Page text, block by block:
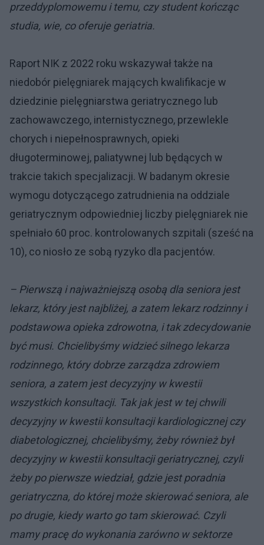
przeddyplomowemu i temu, czy student kończąc
studia, wie, co oferuje geriatria.
Raport NIK z 2022 roku wskazywał także na
niedobór pielęgniarek mających kwalifikacje w
dziedzinie pielęgniarstwa geriatrycznego lub
zachowawczego, internistycznego, przewlekle
chorych i niepełnosprawnych, opieki
długoterminowej, paliatywnej lub będących w
trakcie takich specjalizacji. W badanym okresie
wymogu dotyczącego zatrudnienia na oddziale
geriatrycznym odpowiedniej liczby pielęgniarek nie
spełniało 60 proc. kontrolowanych szpitali (sześć na
10), co niosło ze sobą ryzyko dla pacjentów.
– Pierwszą i najważniejszą osobą dla seniora jest
lekarz, który jest najbliżej, a zatem lekarz rodzinny i
podstawowa opieka zdrowotna, i tak zdecydowanie
być musi. Chcielibyśmy widzieć silnego lekarza
rodzinnego, który dobrze zarządza zdrowiem
seniora, a zatem jest decyzyjny w kwestii
wszystkich konsultacji. Tak jak jest w tej chwili
decyzyjny w kwestii konsultacji kardiologicznej czy
diabetologicznej, chcielibyśmy, żeby również był
decyzyjny w kwestii konsultacji geriatrycznej, czyli
żeby po pierwsze wiedział, gdzie jest poradnia
geriatryczna, do której może skierować seniora, ale
po drugie, kiedy warto go tam skierować. Czyli
mamy pracę do wykonania zarówno w sektorze